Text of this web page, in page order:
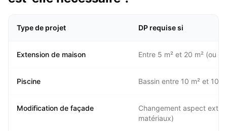
Type de projet DP requise si
Extension de maison Entre 5 m² et 20 m² (ou
Piscine Bassin entre 10 m² et 100
Modification de façade
Changement aspect
matériaux)